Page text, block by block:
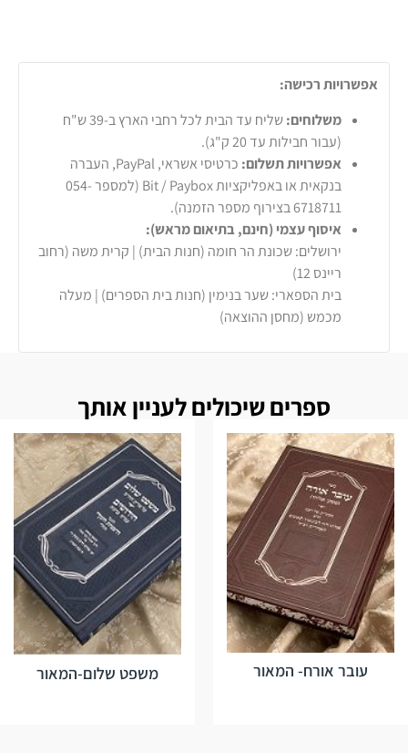
אפשרויות רכישה:
משלוחים:
שליח עד הבית לכל רחבי הארץ ב-39 ש"ח
(עבור חבילות עד 20 ק"ג).
אפשרויות תשלום:
כרטיסי אשראי, PayPal, העברה
בנקאית או באפליקציות Bit / Paybox (למספר 054-
6718711 בצירוף מספר הזמנה).
איסוף עצמי (חינם, בתיאום מראש):
ירושלים: שכונת הר חומה (חנות הבית) | קרית משה (רחוב
ריינס 12)
בית הספארי: שער בנימין (חנות בית הספרים) | מעלה
מכמש (מחסן ההוצאה)
ספרים שיכולים לעניין אותך
עובר אורח- המאור משפט שלום-המאור